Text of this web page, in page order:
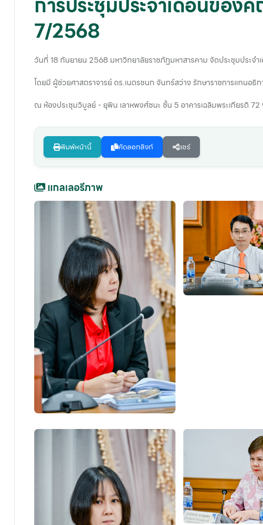
7/2568
วันที่ 18 กันยายน 2568 มหาวิทยาลัยราชภัฏมหาสารคาม จัดประชุมประ
โดยมี ผู้ช่วยศาสตราจารย์ ดร.เนตรชนก จันทร์สว่าง รักษาราชการแทนอธิก
ณ ห้องประชุมวิบูลย์ - ยุพิน เลาหพงศ์ชนะ ชั้น 5 อาคารเฉลิมพระเกียรติ
พิมพ์หน้านี้ คัดลอกลิงก์ แชร์
แกลเลอรีภาพ